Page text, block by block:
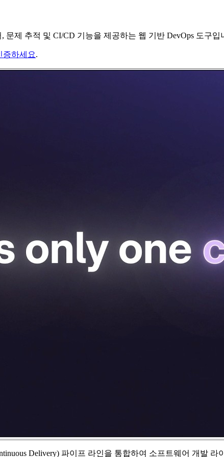
제 추적 및 CI/CD 기능을 제공하는 웹 기반 DevOps 도구입
증하세요.
Delivery) 파이프 라인을 통합하여 소프트웨어 개발